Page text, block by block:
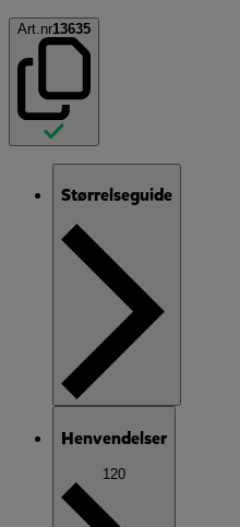
Art.nr13635
Størrelseguide
Henvendelser
120